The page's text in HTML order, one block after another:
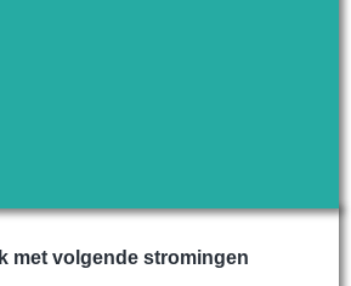
met volgende stromingen